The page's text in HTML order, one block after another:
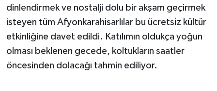
dinlendirmek ve nostalji dolu bir akşam geçirmek
isteyen tüm Afyonkarahisarlılar bu ücretsiz kültür
etkinliğine davet edildi. Katılımın oldukça yoğun
olması beklenen gecede, koltukların saatler
öncesinden dolacağı tahmin ediliyor.